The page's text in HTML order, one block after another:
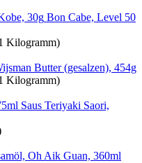
Bon Cabe, Level 50
Kilogramm)
Butter (gesalzen), 454g
Kilogramm)
Saus Teriyaki Saori,
Oh Aik Guan, 360ml